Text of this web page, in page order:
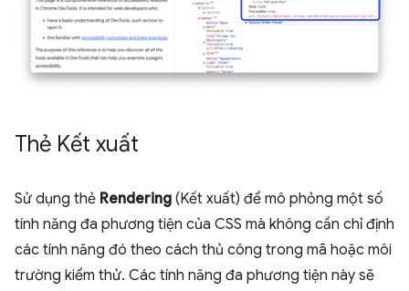
Thẻ Kết xuất
Sử dụng thẻ Rendering (Kết xuất) để mô phỏng một số
tính năng đa phương tiện của CSS mà không cần chỉ định
các tính năng đó theo cách thủ công trong mã hoặc môi
trường kiểm thử. Các tính năng đa phương tiện này sẽ